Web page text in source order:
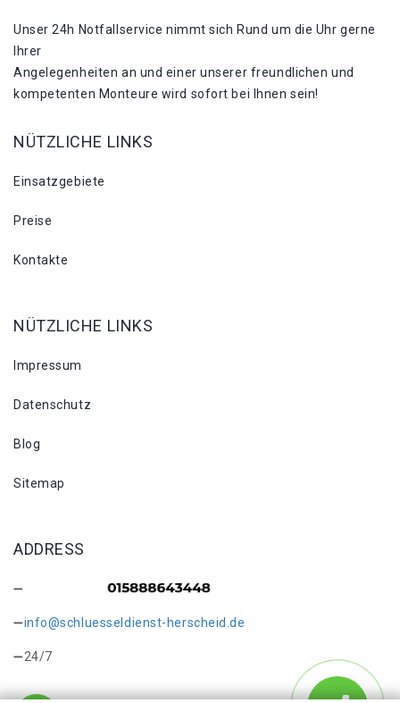
Unser 24h Notfallservice nimmt sich Rund um die Uhr gerne
Ihrer
Angelegenheiten an und einer unserer freundlichen und
kompetenten Monteure wird sofort bei Ihnen sein!
NÜTZLICHE LINKS
Einsatzgebiete
Preise
Kontakte
NÜTZLICHE LINKS
Impressum
Datenschutz
Blog
Sitemap
ADDRESS
info@schluesseldienst-herscheid.de
24/7